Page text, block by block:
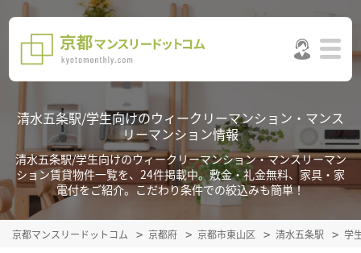
清水五条駅/学生向けのウィークリーマンション・マンス
リーマンション情報
清水五条駅/学生向けのウィークリーマンション・マンスリーマン
ション賃貸物件一覧を、24件掲載中。敷金・礼金無料、家具・家
電付をご紹介。こだわり条件での絞込みも簡単！
京都マンスリードットコム 京都府 京都市東山区 清水五条駅 学